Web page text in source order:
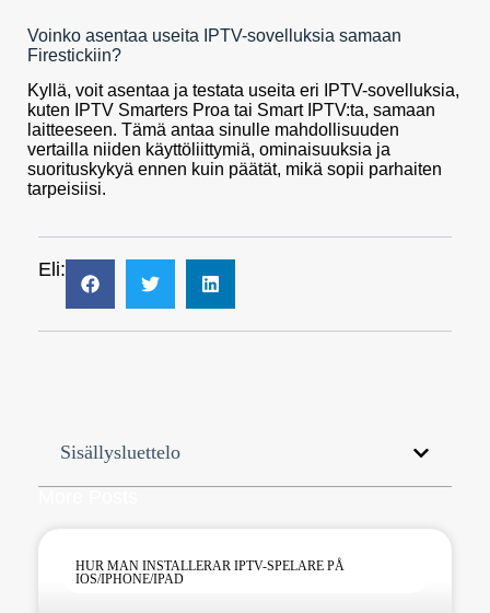
Voinko asentaa useita IPTV-sovelluksia samaan
Firestickiin?
Kyllä, voit asentaa ja testata useita eri IPTV-sovelluksia,
kuten IPTV Smarters Proa tai Smart IPTV:ta, samaan
laitteeseen. Tämä antaa sinulle mahdollisuuden
vertailla niiden käyttöliittymiä, ominaisuuksia ja
suorituskykyä ennen kuin päätät, mikä sopii parhaiten
tarpeisiisi.
Eli:
Sisällysluettelo
HUR MAN INSTALLERAR IPTV-SPELARE PÅ
IOS/IPHONE/IPAD